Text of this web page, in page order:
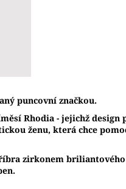
puncovní značkou.
Rhodia - jejichž design
ženu, která chce
zirkonem